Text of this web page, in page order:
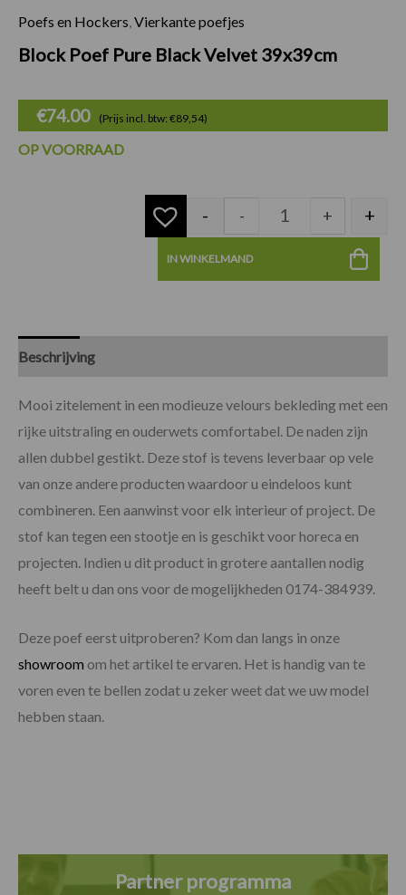
Poefs en Hockers Vierkante poefjes
Block Poef Pure Black Velvet 39x39cm
€74.00 (Prijs incl. btw: €89,54)
OP VOORRAAD
- - + +
IN WINKELMAND
Beschrijving
Mooi zitelement in een modieuze velours bekleding met een
rijke uitstraling en ouderwets comfortabel. De naden zijn
allen dubbel gestikt. Deze stof is tevens leverbaar op vele
van onze andere producten waardoor u eindeloos kunt
combineren. Een aanwinst voor elk interieur of project. De
stof kan tegen een stootje en is geschikt voor horeca en
projecten. Indien u dit product in grotere aantallen nodig
heeft belt u dan ons voor de mogelijkheden 0174-384939.
Deze poef eerst uitproberen? Kom dan langs in onze
showroom om het artikel te ervaren. Het is handig van te
voren even te bellen zodat u zeker weet dat we uw model
hebben staan.
Partner programma